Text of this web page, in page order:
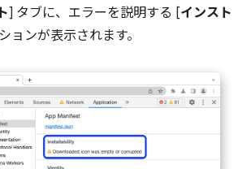
] タブに、エラーを説明する [インスト
ョンが表示されます。